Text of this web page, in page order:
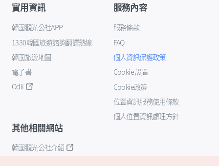
實用資訊
韓國觀光公社APP
1330韓國旅遊諮詢翻譯熱線
韓國旅遊地圖
電子書
Odii
服務內容
服務條款
FAQ
個人資訊保護政策
Cookie 設置
Cookie政策
位置資訊服務使用條款
個人位置資訊處理方針
其他相關網站
韓國觀光公社介紹